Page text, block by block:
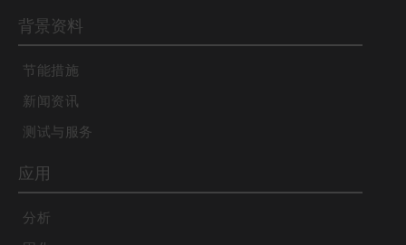
背景资料
节能措施
新闻资讯
测试与服务
应用
分析